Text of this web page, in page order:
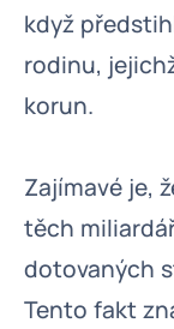
když
rodinu,
korun.
Zajímavé je,
těch
dotovaných
Tento fakt